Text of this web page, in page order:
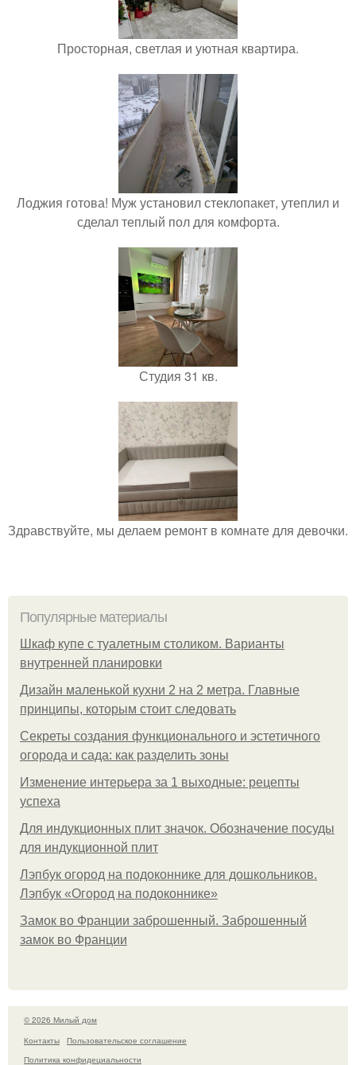
Просторная, светлая и уютная квартира.
Лоджия готова! Муж установил стеклопакет, утеплил и
сделал теплый пол для комфорта.
Студия 31 кв.
Здравствуйте, мы делаем ремонт в комнате для девочки.
Популярные материалы
Шкаф купе с туалетным столиком. Варианты
внутренней планировки
Дизайн маленькой кухни 2 на 2 метра. Главные
принципы, которым стоит следовать
Секреты создания функционального и эстетичного
огорода и сада: как разделить зоны
Изменение интерьера за 1 выходные: рецепты
успеха
Для индукционных плит значок. Обозначение посуды
для индукционной плит
Лэпбук огород на подоконнике для дошкольников.
Лэпбук «Огород на подоконнике»
Замок во Франции заброшенный. Заброшенный
замок во Франции
© 2026 Милый дом
Контакты
Пользовательское соглашение
Политика конфидециальности